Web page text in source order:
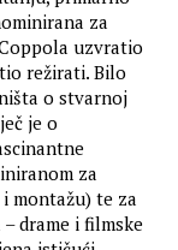
za
uzvratio
režirati. Bilo
o stvarnoj
je o
za
montažu) te za
drame i filmske